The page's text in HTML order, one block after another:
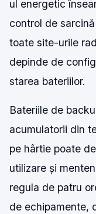
ul energetic
control de
toate site-urile
depinde de
starea bateriilor.
Bateriile de
acumulatorii din
pe hârtie poate
utilizare și
regula de patru
de echipamente,